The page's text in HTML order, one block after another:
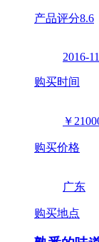
产品评分8.6
2016-11
购买时间
￥
购买价格
广东
购买地点